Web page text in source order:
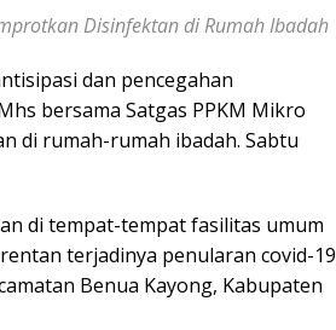
Disinfektan di Rumah Ibadah
dan pencegahan
bersama Satgas PPKM Mikro
di rumah-rumah ibadah. Sabtu
di tempat-tempat fasilitas umum
terjadinya penularan covid-19
Benua Kayong, Kabupaten